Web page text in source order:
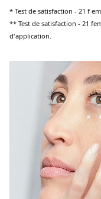
* Test de satisfaction - 21 f
** Test de satisfaction - 21
d'application.